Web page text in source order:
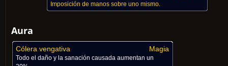
Imposición de manos sobre uno mismo.
Aura
Cólera vengativa Magia
Todo el daño y la sanación causada aumentan un